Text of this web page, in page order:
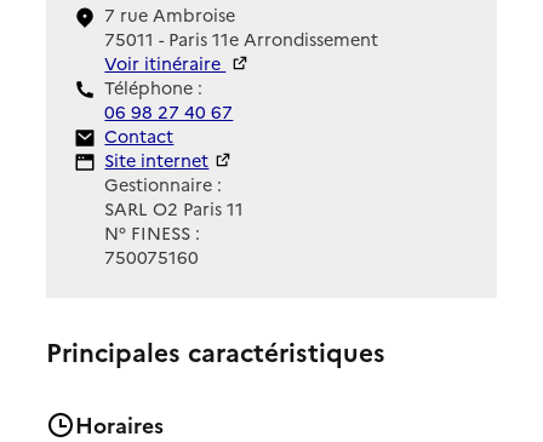
7 rue Ambroise
75011 - Paris 11e Arrondissement
Voir itinéraire
Téléphone :
06 98 27 40 67
Contact
Contact
Site Internet
Site internet
Gestionnaire :
SARL O2 Paris 11
N° FINESS :
750075160
Principales caractéristiques
Horaires